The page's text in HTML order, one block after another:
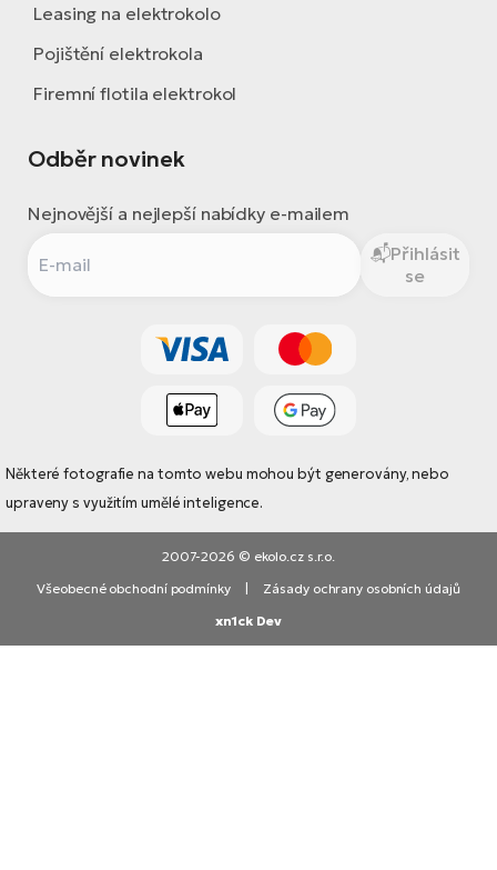
Leasing na elektrokolo
Pojištění elektrokola
Firemní flotila elektrokol
Odběr novinek
Nejnovější a nejlepší nabídky e-mailem
Přihlásit
se
Některé fotografie na tomto webu mohou být generovány, nebo
upraveny s využitím umělé inteligence.
2007-2026 © ekolo.cz s.r.o.
Všeobecné obchodní podmínky
Zásady ochrany osobních údajů
xn1ck Dev